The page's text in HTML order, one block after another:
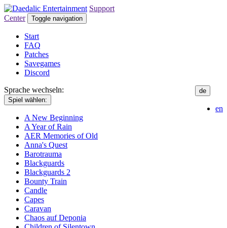
Support
Center
Toggle navigation
Start
FAQ
Patches
Savegames
Discord
Sprache wechseln:
de
en
Spiel wählen:
A New Beginning
A Year of Rain
AER Memories of Old
Anna's Quest
Barotrauma
Blackguards
Blackguards 2
Bounty Train
Candle
Capes
Caravan
Chaos auf Deponia